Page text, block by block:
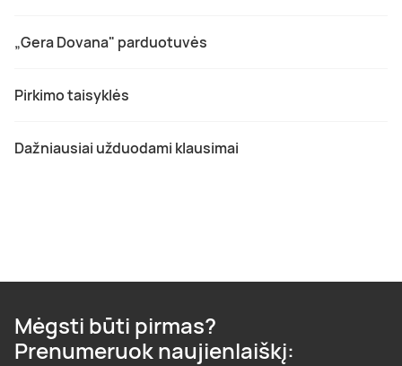
„Gera Dovana" parduotuvės
Pirkimo taisyklės
Dažniausiai užduodami klausimai
Mėgsti būti pirmas?
Prenumeruok naujienlaiškį: